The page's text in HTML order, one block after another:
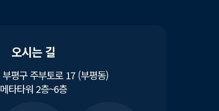
오시는 길
평구 주부토로 17 (부평동)
메타타워 2층~6층